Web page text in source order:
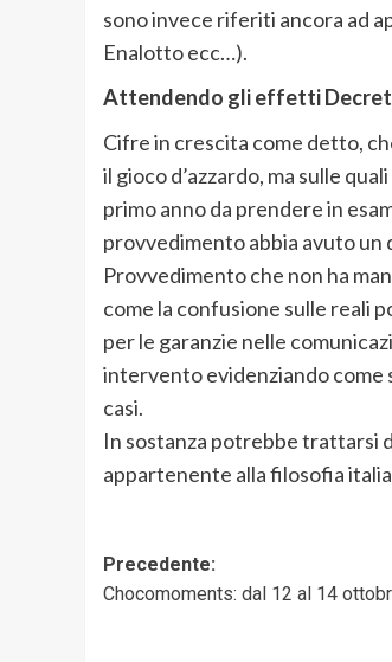
sono invece riferiti ancora ad
Enalotto ecc…).
Attendendo gli effetti
Cifre in crescita come detto,
il gioco d’azzardo, ma sulle
primo anno da prendere in
provvedimento abbia avuto un
Provvedimento che non ha
come la confusione sulle reali
per le garanzie nelle
intervento evidenziando come
casi.
In sostanza potrebbe trattarsi
appartenente alla filosofia
Navigazione
articolo
Precedente:
Chocomoments: dal 12 al 14